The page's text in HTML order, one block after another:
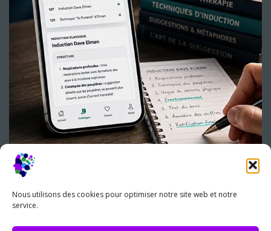
Nous utilisons des cookies pour optimiser notre site web et notre
service.